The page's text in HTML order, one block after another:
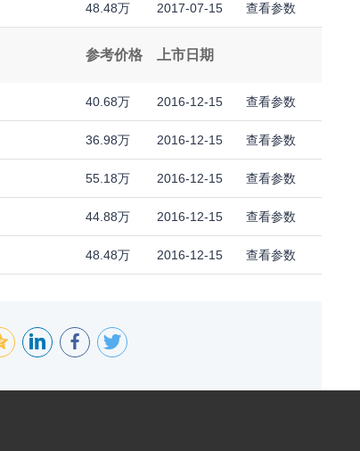
48.48万 2017-07-15 查看参数
参考价格 上市日期
40.68万 2016-12-15 查看参数
36.98万 2016-12-15 查看参数
55.18万 2016-12-15 查看参数
44.88万 2016-12-15 查看参数
48.48万 2016-12-15 查看参数